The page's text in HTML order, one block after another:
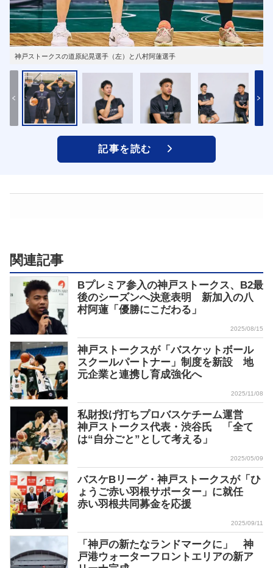
神戸ストークスの道原紀晃選手（左）と八村阿蓮選手
記事を読む
関連記事
Bプレミア参入の神戸ストークス、B2最
後のシーズンへ決意表明 新加入の八
村阿蓮「優勝にこだわる」
2025/08/15
神戸ストークスが「バスケットボール
スクールパートナー」制度を新設 地
元企業と連携し育成強化へ
2025/11/08
私財投げ打ちプロバスケチーム運営
神戸ストークス代表・渋谷氏 「全て
は“自分ごと”として考える」
2025/05/09
バスケBリーグ・神戸ストークスが「ひ
ょうご赤い羽根サポーター」に就任
赤い羽根共同募金を応援
2025/09/11
「神戸の新たなランドマークに」 神
戸港ウォーターフロントエリアの新ア